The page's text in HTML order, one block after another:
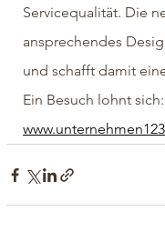
Servicequalität. Die
ansprechendes
und schafft damit
Ein Besuch lohnt sich: